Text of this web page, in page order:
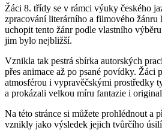
Žáci 8. třídy se v rámci výuky českého
zpracování literárního a filmového
uchopit tento žánr podle vlastního
jim bylo nejbližší.
Vznikla tak pestrá sbírka autorských
přes animace až po psané povídky. Žáci
atmosférou i vypravěčskými prostředky
a prokázali velkou míru fantazie i
Na této stránce si můžete prohlédnout a
vznikly jako výsledek jejich tvůrčího